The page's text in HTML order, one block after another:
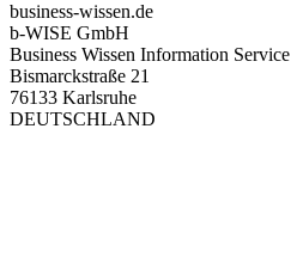
business-wissen.de
b-WISE GmbH
Business Wissen Information Service
Bismarckstraße 21
76133 Karlsruhe
DEUTSCHLAND